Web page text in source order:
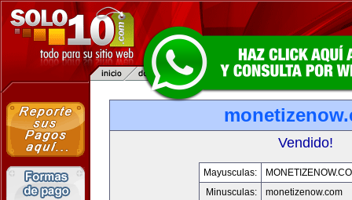
Vendido!
Mayusculas:
Minusculas:
monetizenow.com